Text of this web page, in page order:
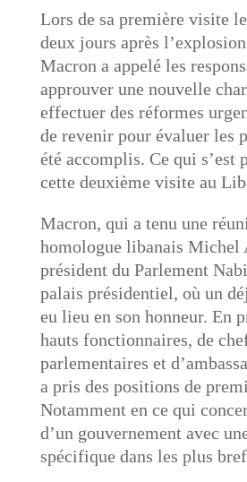
Lors de sa première visite
deux jours après
Macron a appelé les
approuver une nouvelle
effectuer des réformes
de revenir pour évaluer les
été accomplis. Ce qui s’est
cette deuxième visite au
Macron, qui a tenu une
homologue libanais Michel
président du Parlement
palais présidentiel, où un
eu lieu en son honneur. En
hauts fonctionnaires, de
parlementaires et
a pris des positions de
Notamment en ce qui
d’un gouvernement avec
spécifique dans les plus